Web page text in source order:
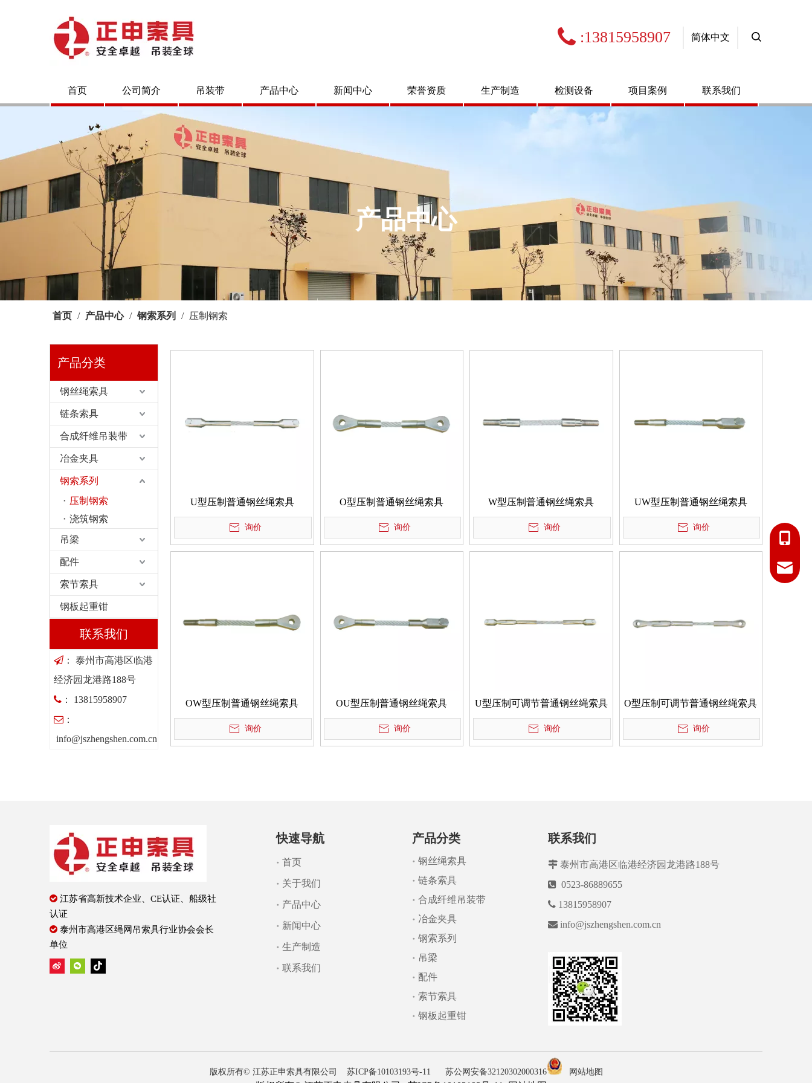
 :13815958907 简体中文
首页 公司简介 吊装带 产品中心 新闻中心 荣誉资质 生产制造 检测设备 项目案例 联系我们
产品中心
首页 / 产品中心 / 钢索系列 / 压制钢索
产品分类
钢丝绳索具
链条索具
合成纤维吊装带
冶金夹具
钢索系列
压制钢索
浇筑钢索
吊梁
配件
索节索具
钢板起重钳
联系我们
 ： 泰州市高港区临港
经济园龙港路188号
 ： 13815958907
 ：
info@jszhengshen.com.cn
U型压制普通钢丝绳索具
询价
O型压制普通钢丝绳索具
询价
W型压制普通钢丝绳索具
询价
UW型压制普通钢丝绳索具
询价
OW型压制普通钢丝绳索具
询价
OU型压制普通钢丝绳索具
询价
U型压制可调节普通钢丝绳索具
询价
O型压制可调节普通钢丝绳索具
询价
 江苏省高新技术企业、CE认证、船级社
认证
 泰州市高港区绳网吊索具行业协会会长
单位
快速导航
首页
关于我们
产品中心
新闻中心
生产制造
联系我们
产品分类
钢丝绳索具
链条索具
合成纤维吊装带
冶金夹具
钢索系列
吊梁
配件
索节索具
钢板起重钳
联系我们
 泰州市高港区临港经济园龙港路188号
 0523-86889655
 13815958907
 info@jszhengshen.com.cn
版权所有© 江苏正申索具有限公司 苏ICP备10103193号-11 苏公网安备32120302000316 网站地图